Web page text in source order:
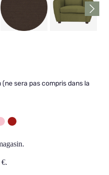
sera pas compris dans la
€.